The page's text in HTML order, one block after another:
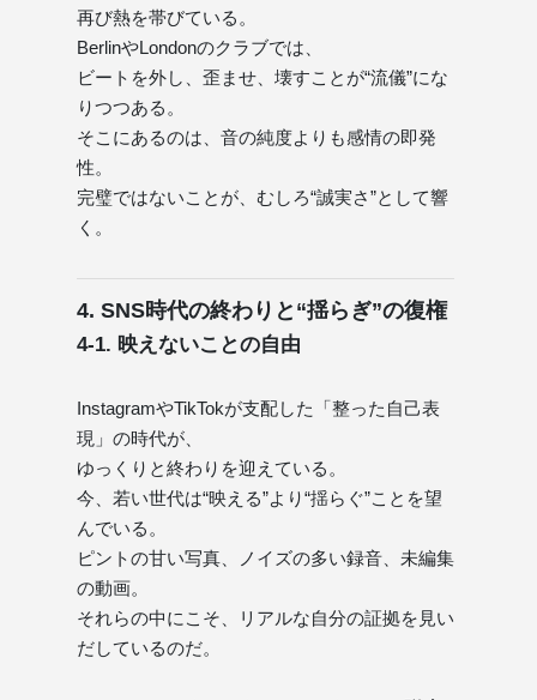
再び熱を帯びている。
BerlinやLondonのクラブでは、
ビートを外し、歪ませ、壊すことが“流儀”にな
りつつある。
そこにあるのは、音の純度よりも感情の即発
性。
完璧ではないことが、むしろ“誠実さ”として響
く。
4. SNS時代の終わりと“揺らぎ”の復権
4-1. 映えないことの自由
InstagramやTikTokが支配した「整った自己表
現」の時代が、
ゆっくりと終わりを迎えている。
今、若い世代は“映える”より“揺らぐ”ことを望
んでいる。
ピントの甘い写真、ノイズの多い録音、未編集
の動画。
それらの中にこそ、リアルな自分の証拠を見い
だしているのだ。